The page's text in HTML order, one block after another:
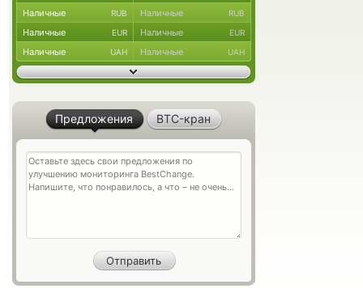
Наличные RUB Наличные RUB
Наличные EUR Наличные EUR
Наличные UAH Наличные UAH
Предложения BTC-кран